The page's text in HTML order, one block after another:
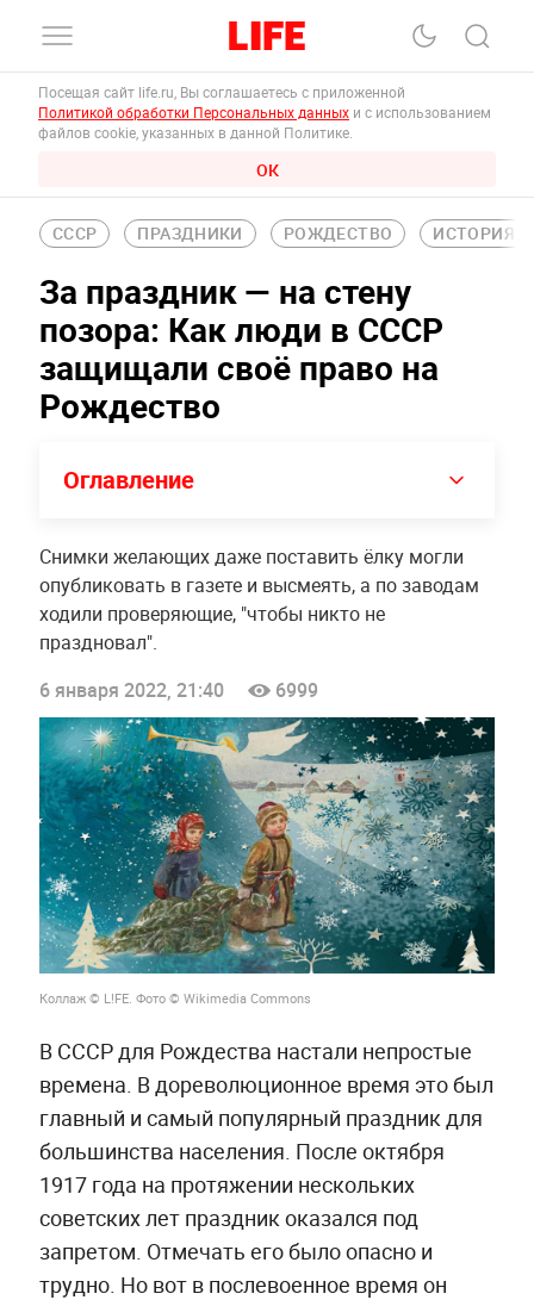
Посещая сайт life.ru, Вы соглашаетесь с приложенной
Политикой обработки Персональных данных и с использованием
файлов cookie, указанных в данной Политике.
ОК
СССР ПРАЗДНИКИ РОЖДЕСТВО ИСТОРИЯ
За праздник — на стену
позора: Как люди в СССР
защищали своё право на
Рождество
Оглавление
Снимки желающих даже поставить ёлку могли
опубликовать в газете и высмеять, а по заводам
ходили проверяющие, "чтобы никто не
праздновал".
6 января 2022, 21:40
6999
Коллаж © L!FE. Фото © Wikimedia Commons
В СССР для Рождества настали непростые
времена. В дореволюционное время это был
главный и самый популярный праздник для
большинства населения. После октября
1917 года на протяжении нескольких
советских лет праздник оказался под
запретом. Отмечать его было опасно и
трудно. Но вот в послевоенное время он